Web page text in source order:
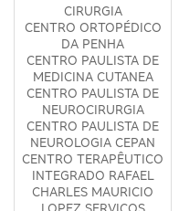
CIRURGIA
CENTRO ORTOPÉDICO
DA PENHA
CENTRO PAULISTA DE
MEDICINA CUTANEA
CENTRO PAULISTA DE
NEUROCIRURGIA
CENTRO PAULISTA DE
NEUROLOGIA CEPAN
CENTRO TERAPÊUTICO
INTEGRADO RAFAEL
CHARLES MAURICIO